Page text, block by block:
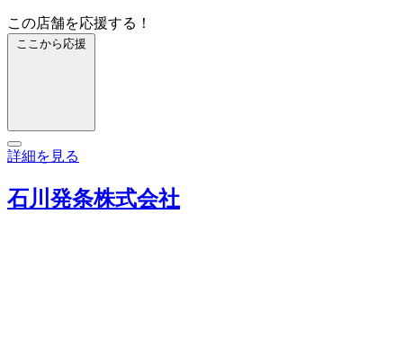
この店舗を応援する！
ここから応援
詳細を見る
石川発条株式会社